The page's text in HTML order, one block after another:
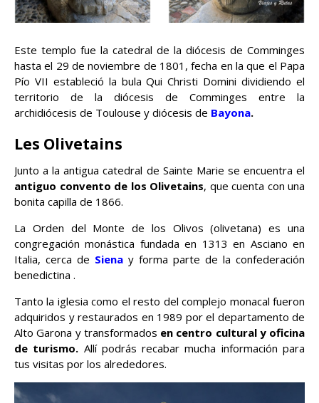
Este templo fue la catedral de la diócesis de Comminges
hasta el 29 de noviembre de 1801, fecha en la que el Papa
Pío VII estableció la bula Qui Christi Domini dividiendo el
territorio de la diócesis de Comminges entre la
archidiócesis de Toulouse y diócesis de Bayona.
Les Olivetains
Junto a la antigua catedral de Sainte Marie se encuentra el
antiguo convento de los Olivetains, que cuenta con una
bonita capilla de 1866.
La Orden del Monte de los Olivos (olivetana) es una
congregación monástica fundada en 1313 en Asciano en
Italia, cerca de Siena y forma parte de la confederación
benedictina .
Tanto la iglesia como el resto del complejo monacal fueron
adquiridos y restaurados en 1989 por el departamento de
Alto Garona y transformados en centro cultural y oficina
de turismo. Allí podrás recabar mucha información para
tus visitas por los alrededores.